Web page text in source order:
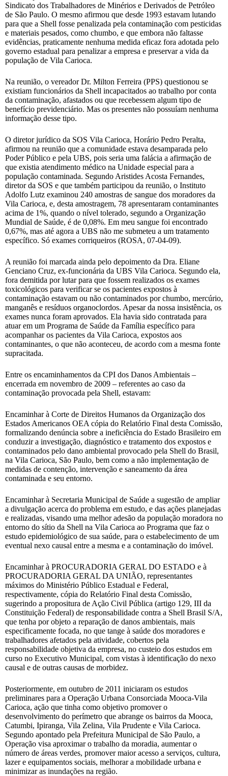
Sindicato dos Trabalhadores de Minérios e Derivados de Petróleo
de São Paulo. O mesmo afirmou que desde 1993 estavam lutando
para que a Shell fosse penalizada pela contaminação com pesticidas
e materiais pesados, como chumbo, e que embora não faltasse
evidências, praticamente nenhuma medida eficaz fora adotada pelo
governo estadual para penalizar a empresa e preservar a vida da
população de Vila Carioca.
Na reunião, o vereador Dr. Milton Ferreira (PPS) questionou se
existiam funcionários da Shell incapacitados ao trabalho por conta
da contaminação, afastados ou que recebessem algum tipo de
benefício previdenciário. Mas os presentes não possuíam nenhuma
informação desse tipo.
O diretor jurídico da SOS Vila Carioca, Horário Pedro Peralta,
afirmou na reunião que a comunidade estava desamparada pelo
Poder Público e pela UBS, pois seria uma falácia a afirmação de
que existia atendimento médico na Unidade especial para a
população contaminada. Segundo Aristides Acosta Fernandes,
diretor da SOS e que também participou da reunião, o Instituto
Adolfo Lutz examinou 240 amostras de sangue dos moradores da
Vila Carioca, e, desta amostragem, 78 apresentaram contaminantes
acima de 1%, quando o nível tolerado, segundo a Organização
Mundial de Saúde, é de 0,08%. Em meu sangue foi encontrado
0,67%, mas até agora a UBS não me submeteu a um tratamento
específico. Só exames corriqueiros (ROSA, 07-04-09).
A reunião foi marcada ainda pelo depoimento da Dra. Eliane
Genciano Cruz, ex-funcionária da UBS Vila Carioca. Segundo ela,
fora demitida por lutar para que fossem realizados os exames
toxicológicos para verificar se os pacientes expostos à
contaminação estavam ou não contaminados por chumbo, mercúrio,
manganês e resíduos organoclordos. Apesar da nossa insistência, os
exames nunca foram aprovados. Ela havia sido contratada para
atuar em um Programa de Saúde da Família específico para
acompanhar os pacientes da Vila Carioca, expostos aos
contaminantes, o que não aconteceu, de acordo com a mesma fonte
supracitada.
Entre os encaminhamentos da CPI dos Danos Ambientais –
encerrada em novembro de 2009 – referentes ao caso da
contaminação provocada pela Shell, estavam:
Encaminhar à Corte de Direitos Humanos da Organização dos
Estados Americanos OEA cópia do Relatório Final desta Comissão,
formalizando denúncia sobre a ineficiência do Estado Brasileiro em
conduzir a investigação, diagnóstico e tratamento dos expostos e
contaminados pelo dano ambiental provocado pela Shell do Brasil,
na Vila Carioca, São Paulo, bem como a não implementação de
medidas de contenção, intervenção e saneamento da área
contaminada e seu entorno.
Encaminhar à Secretaria Municipal de Saúde a sugestão de ampliar
a divulgação acerca do problema em estudo, e das ações planejadas
e realizadas, visando uma melhor adesão da população moradora no
entorno do sítio da Shell na Vila Carioca ao Programa que faz o
estudo epidemiológico de sua saúde, para o estabelecimento de um
eventual nexo causal entre a mesma e a contaminação do imóvel.
Encaminhar à PROCURADORIA GERAL DO ESTADO e à
PROCURADORIA GERAL DA UNIÃO, representantes
máximos do Ministério Público Estadual e Federal,
respectivamente, cópia do Relatório Final desta Comissão,
sugerindo a propositura de Ação Civil Pública (artigo 129, III da
Constituição Federal) de responsabilidade contra a Shell Brasil S/A,
que tenha por objeto a reparação de danos ambientais, mais
especificamente focada, no que tange à saúde dos moradores e
trabalhadores afetados pela atividade, cobertos pela
responsabilidade objetiva da empresa, no custeio dos estudos em
curso no Executivo Municipal, com vistas à identificação do nexo
causal e de outras causas de morbidez.
Posteriormente, em outubro de 2011 iniciaram os estudos
preliminares para a Operação Urbana Consorciada Mooca-Vila
Carioca, ação que tinha como objetivo promover o
desenvolvimento do perímetro que abrange os bairros da Mooca,
Catumbi, Ipiranga, Vila Zelina, Vila Prudente e Vila Carioca.
Segundo apontado pela Prefeitura Municipal de São Paulo, a
Operação visa aproximar o trabalho da moradia, aumentar o
número de áreas verdes, promover maior acesso a serviços, cultura,
lazer e equipamentos sociais, melhorar a mobilidade urbana e
minimizar as inundações na região.